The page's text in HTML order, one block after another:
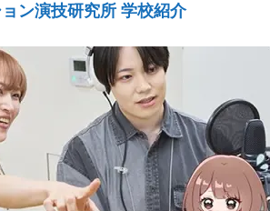
ン演技研究所 学校紹介